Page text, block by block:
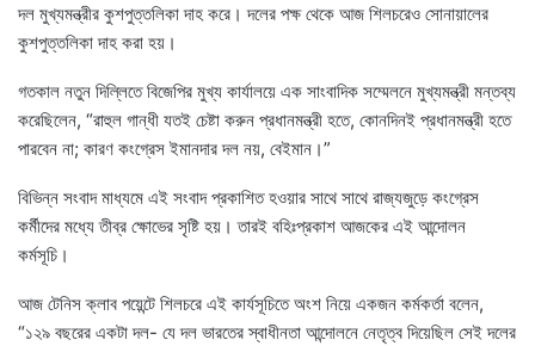
দল মুখ্যমন্ত্রীর কুশপুত্তলিকা দাহ করে। দলের পক্ষ থেকে আজ শিলচরেও সোনায়ালের
কুশপুত্তলিকা দাহ করা হয়।
গতকাল নতুন দিল্লিতে বিজেপির মুখ্য কার্যালয়ে এক সাংবাদিক সম্মেলনে মুখ্যমন্ত্রী মন্তব্য
করেছিলেন, “রাহুল গান্ধী যতই চেষ্টা করুন প্রধানমন্ত্রী হতে, কোনদিনই প্রধানমন্ত্রী হতে
পারবেন না; কারণ কংগ্রেস ইমানদার দল নয়, বেইমান।”
বিভিন্ন সংবাদ মাধ্যমে এই সংবাদ প্রকাশিত হওয়ার সাথে সাথে রাজ্যজুড়ে কংগ্রেস
কর্মীদের মধ্যে তীব্র ক্ষোভের সৃষ্টি হয়। তারই বহিঃপ্রকাশ আজকের এই আন্দোলন
কর্মসূচি।
আজ টেনিস ক্লাব পয়েন্টে শিলচরে এই কার্যসূচিতে অংশ নিয়ে একজন কর্মকর্তা বলেন,
“১২৯ বছরের একটা দল- যে দল ভারতের স্বাধীনতা আন্দোলনে নেতৃত্ব দিয়েছিল সেই দলের